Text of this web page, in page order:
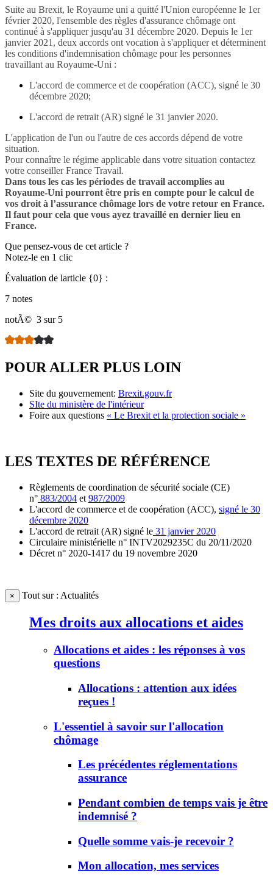
Suite au Brexit, le Royaume uni a quitté l'Union européenne le 1er
février 2020, l'ensemble des règles d'assurance chômage ont
continué à s'appliquer jusqu'au 31 décembre 2020. Depuis le 1er
janvier 2021, deux accords ont vocation à s'appliquer et déterminent
les conditions d'indemnisation chômage pour les personnes
travaillant au Royaume-Uni :
L'accord de commerce et de coopération (ACC), signé le 30
décembre 2020;
L'accord de retrait (AR) signé le 31 janvier 2020.
L'application de l'un ou l'autre de ces accords dépend de votre
situation.
Pour connaître le régime applicable dans votre situation contactez
votre conseiller France Travail.
Dans tous les cas les périodes de travail accomplies au
Royaume-Uni pourront être pris en compte pour le calcul de
vos droit à l’assurance chômage lors de votre retour en France.
Il faut pour cela que vous ayez travaillé en dernier lieu en
France.
Que pensez-vous de cet article ?
Notez-le en 1 clic
Évaluation de larticle {0} :
7 notes
notÃ© 3 sur 5
POUR ALLER PLUS LOIN
Site du gouvernement: Brexit.gouv.fr
SIte du ministère de l'intérieur
Foire aux questions « Le Brexit et la protection sociale »
LES TEXTES DE RÉFÉRENCE
Règlements de coordination de sécurité sociale (CE)
n° 883/2004 et 987/2009
L'accord de commerce et de coopération (ACC), signé le 30
décembre 2020
L'accord de retrait (AR) signé le 31 janvier 2020
Circulaire ministérielle n° INTV2029235C du 20/11/2020
Décret n° 2020-1417 du 19 novembre 2020
× Tout sur : Actualités
Mes droits aux allocations et aides
Allocations et aides : les réponses à vos
questions
Allocations : attention aux idées
reçues !
L'essentiel à savoir sur l'allocation
chômage
Les précédentes réglementations
assurance
Pendant combien de temps vais je être
indemnisé ?
Quelle somme vais-je recevoir ?
Mon allocation, mes services